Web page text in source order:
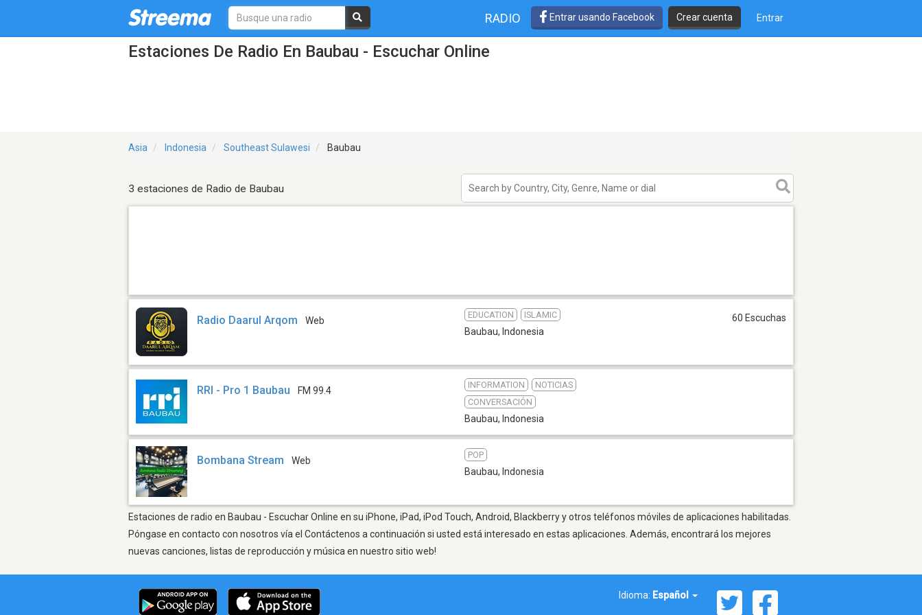
RADIO Entrar usando Facebook Crear cuenta Entrar
Estaciones De Radio En Baubau - Escuchar Online
Asia Indonesia Southeast Sulawesi Baubau
3 estaciones de Radio de Baubau
Radio Daarul Arqom Web
EDUCATION ISLAMIC
Baubau, Indonesia
60 Escuchas
RRI - Pro 1 Baubau FM 99.4
INFORMATION
NOTICIAS
CONVERSACIÓN
Baubau, Indonesia
Bombana Stream Web
POP
Baubau, Indonesia
Estaciones de radio en Baubau - Escuchar Online en su iPhone, iPad, iPod Touch, Android, Blackberry y otros teléfonos móviles de aplicaciones habilitadas.
Póngase en contacto con nosotros vía el Contáctenos a continuación si usted está interesado en estas aplicaciones. Además, encontrará los mejores
nuevas canciones, listas de reproducción y música en nuestro sitio web!
Idioma: Español